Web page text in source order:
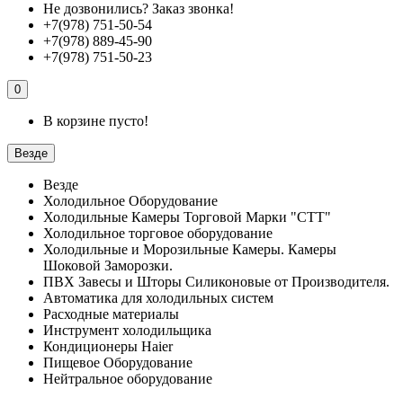
Не дозвонились? Заказ звонка!
+7(978) 751-50-54
+7(978) 889-45-90
+7(978) 751-50-23
0
В корзине пусто!
Везде
Везде
Холодильное Оборудование
Холодильные Камеры Торговой Марки "СТТ"
Холодильное торговое оборудование
Холодильные и Морозильные Камеры. Камеры
Шоковой Заморозки.
ПВХ Завесы и Шторы Силиконовые от Производителя.
Автоматика для холодильных систем
Расходные материалы
Инструмент холодильщика
Кондиционеры Haier
Пищевое Оборудование
Нейтральное оборудование